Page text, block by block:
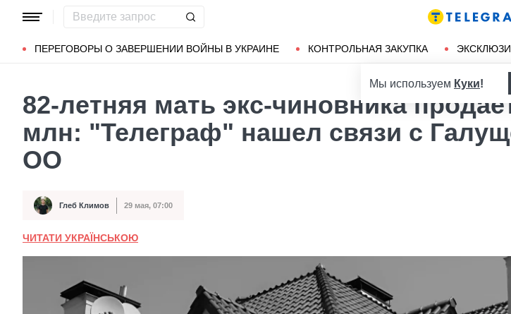
ПЕРЕГОВОРЫ О ЗАВЕРШЕНИИ ВОЙНЫ В УКРАИНЕ КОНТРОЛЬНАЯ ЗАКУПКА
Популярные запросы Мариуполь
Мы используем Куки!
82-летняя мать экс-чиновника
млн: "Телеграф" нашел связи с
ОО
Автор Глеб Климов
Дата публикации 29 мая, 07:00
ЧИТАТИ УКРАЇНСЬКОЮ